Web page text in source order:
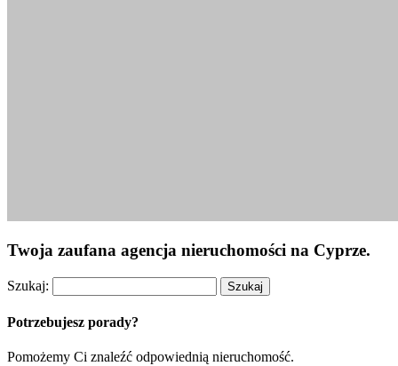
Twoja zaufana agencja nieruchomości na Cyprze.
Szukaj:
Potrzebujesz porady?
Pomożemy Ci znaleźć odpowiednią nieruchomość.